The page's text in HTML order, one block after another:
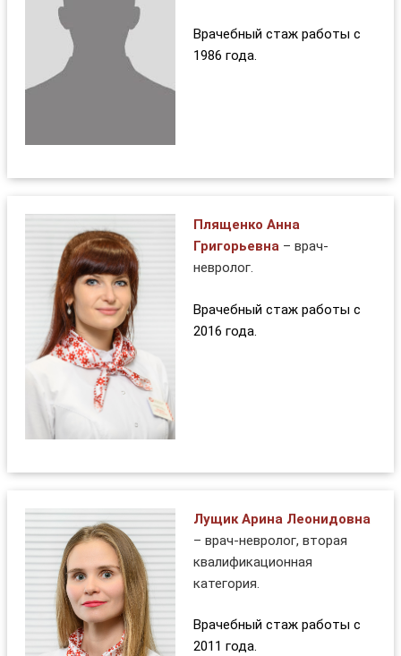
Врачебный стаж работы с
1986 года.
Плященко Анна
Григорьевна – врач-
невролог.
Врачебный стаж работы с
2016 года.
Лущик Арина Леонидовна
– врач-невролог, вторая
квалификационная
категория.
Врачебный стаж работы с
2011 года.